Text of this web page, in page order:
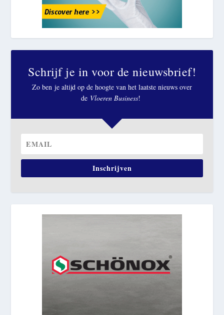
Schrijf je in voor de nieuwsbrief!
Zo ben je altijd op de hoogte van het laatste nieuws over
de Vloeren Business!
Inschrijven